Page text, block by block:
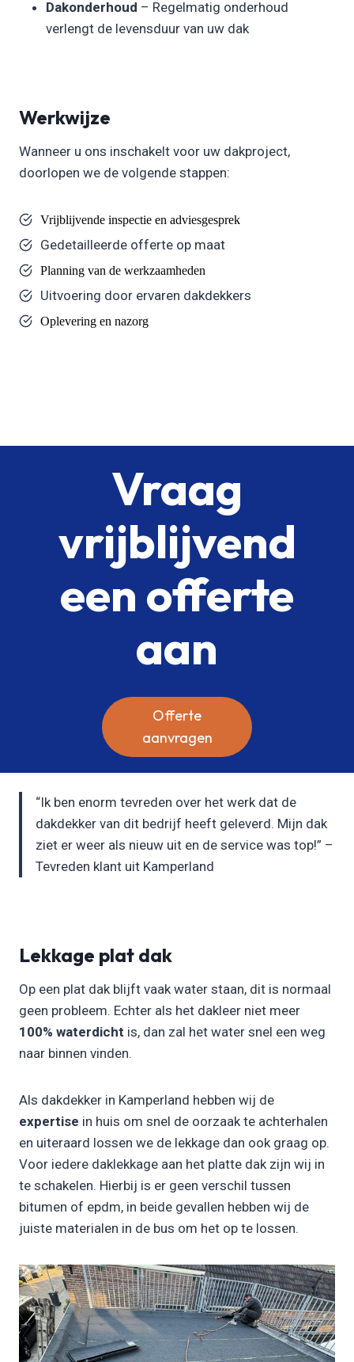
Dakonderhoud – Regelmatig onderhoud
verlengt de levensduur van uw dak
Werkwijze
Wanneer u ons inschakelt voor uw dakproject,
doorlopen we de volgende stappen:
Vrijblijvende inspectie en adviesgesprek
Gedetailleerde offerte op maat
Planning van de werkzaamheden
Uitvoering door ervaren dakdekkers
Oplevering en nazorg
Vraag
vrijblijvend
een offerte
aan
Offerte
aanvragen
“Ik ben enorm tevreden over het werk dat de
dakdekker van dit bedrijf heeft geleverd. Mijn dak
ziet er weer als nieuw uit en de service was top!” –
Tevreden klant uit Kamperland
Lekkage plat dak
Op een plat dak blijft vaak water staan, dit is normaal
geen probleem. Echter als het dakleer niet meer
100% waterdicht is, dan zal het water snel een weg
naar binnen vinden.
Als dakdekker in Kamperland hebben wij de
expertise in huis om snel de oorzaak te achterhalen
en uiteraard lossen we de lekkage dan ook graag op.
Voor iedere daklekkage aan het platte dak zijn wij in
te schakelen. Hierbij is er geen verschil tussen
bitumen of epdm, in beide gevallen hebben wij de
juiste materialen in de bus om het op te lossen.